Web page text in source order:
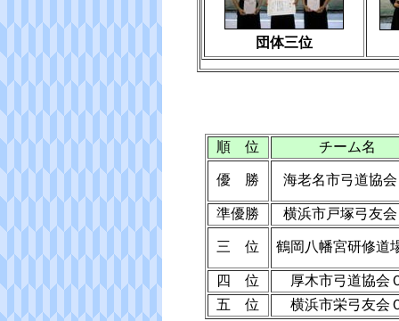
団体三位
順 位 チーム名
優 勝 海老名市弓道協
準優勝 横浜市戸塚弓友
三 位 鶴岡八幡宮研修道
四 位
厚木市弓道協会
五 位
横浜市栄弓友会